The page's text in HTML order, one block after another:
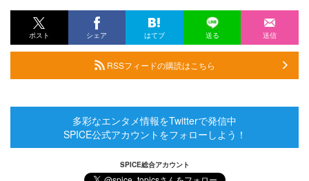
ポスト シェア はてブ 送る 送信
RSSフィードの購読はこちら
多彩なエンタメ情報をTwitterで発信中
SPICE公式アカウントをフォローしよう！
SPICE総合アカウント